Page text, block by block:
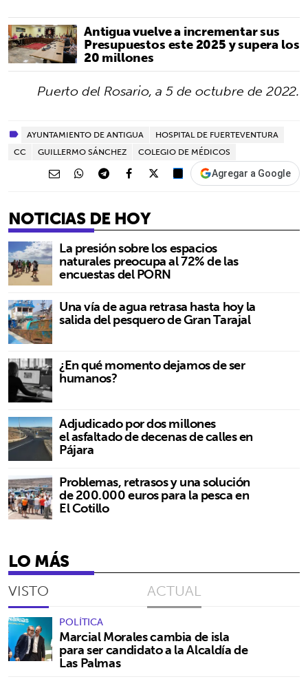
Antigua vuelve a incrementar sus
Presupuestos este 2025 y supera los
20 millones
Puerto del Rosario, a 5 de octubre de 2022.
AYUNTAMIENTO DE ANTIGUA
HOSPITAL DE FUERTEVENTURA
CC
GUILLERMO SÁNCHEZ COLEGIO DE MÉDICOS
Agregar a Google
NOTICIAS DE HOY
La presión sobre los espacios
naturales preocupa al 72% de las
encuestas del PORN
Una vía de agua retrasa hasta hoy la
salida del pesquero de Gran Tarajal
¿En qué momento dejamos de ser
humanos?
Adjudicado por dos millones
el asfaltado de decenas de calles en
Pájara
Problemas, retrasos y una solución
de 200.000 euros para la pesca en
El Cotillo
LO MÁS
VISTO ACTUAL
POLÍTICA
Marcial Morales cambia de isla
para ser candidato a la Alcaldía de
Las Palmas